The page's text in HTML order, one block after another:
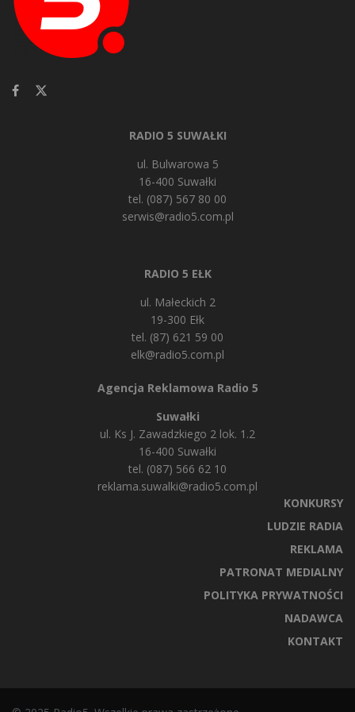
RADIO 5 SUWAŁKI
ul. Bulwarowa 5
16-400 Suwałki
tel. (087) 567 80 00
serwis@radio5.com.pl
RADIO 5 EŁK
ul. Małeckich 2
19-300 Ełk
tel. (87) 621 59 00
elk@radio5.com.pl
Agencja Reklamowa Radio 5
Suwałki
ul. Ks J. Zawadzkiego 2 lok. 1.2
16-400 Suwałki
tel. (087) 566 62 10
reklama.suwalki@radio5.com.pl
KONKURSY
LUDZIE RADIA
REKLAMA
PATRONAT MEDIALNY
POLITYKA PRYWATNOŚCI
NADAWCA
KONTAKT